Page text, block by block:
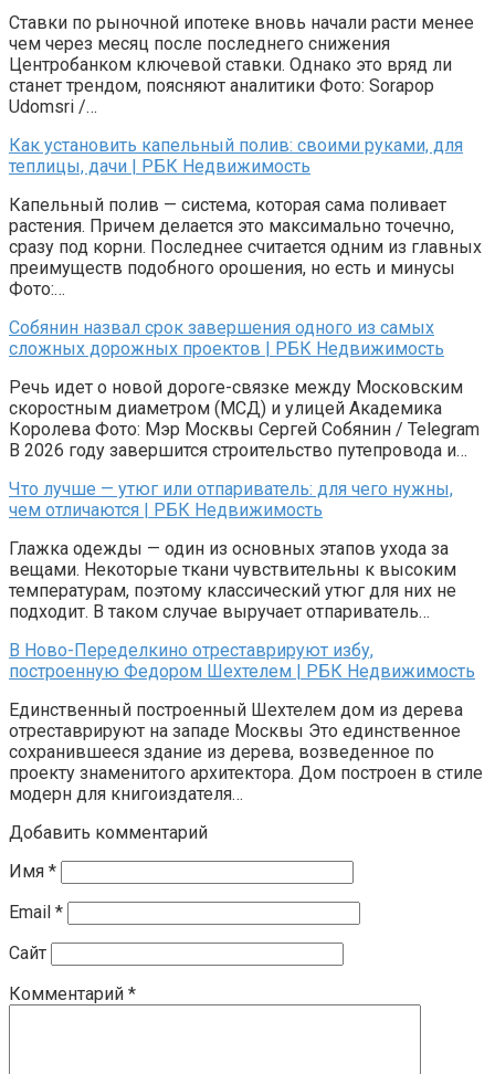
Ставки по рыночной ипотеке вновь начали расти менее
чем через месяц после последнего снижения
Центробанком ключевой ставки. Однако это вряд ли
станет трендом, поясняют аналитики Фото: Sorapop
Udomsri /…
Как установить капельный полив: своими руками, для
теплицы, дачи | РБК Недвижимость
Капельный полив — система, которая сама поливает
растения. Причем делается это максимально точечно,
сразу под корни. Последнее считается одним из главных
преимуществ подобного орошения, но есть и минусы
Фото:…
Собянин назвал срок завершения одного из самых
сложных дорожных проектов | РБК Недвижимость
Речь идет о новой дороге-связке между Московским
скоростным диаметром (МСД) и улицей Академика
Королева Фото: Мэр Москвы Сергей Собянин / Telegram
В 2026 году завершится строительство путепровода и…
Что лучше — утюг или отпариватель: для чего нужны,
чем отличаются | РБК Недвижимость
Глажка одежды — один из основных этапов ухода за
вещами. Некоторые ткани чувствительны к высоким
температурам, поэтому классический утюг для них не
подходит. В таком случае выручает отпариватель…
В Ново-Переделкино отреставрируют избу,
построенную Федором Шехтелем | РБК Недвижимость
Единственный построенный Шехтелем дом из дерева
отреставрируют на западе Москвы Это единственное
сохранившееся здание из дерева, возведенное по
проекту знаменитого архитектора. Дом построен в стиле
модерн для книгоиздателя…
Добавить комментарий
Имя *
Email *
Сайт
Комментарий *